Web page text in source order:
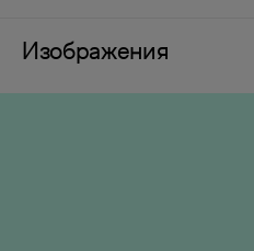
Изображения